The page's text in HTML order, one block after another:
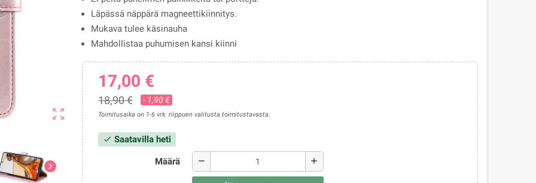
zoom_out_map
chevron_right
Läpässä näppärä magneettikiinnitys.
Mukava tulee käsinauha
Mahdollistaa puhumisen kansi kiinni
17,00 €
18,90 € - 1,90 €
Toimitusaika on 1-6 vrk. riippuen valitusta toimitustavasta.
check Saatavilla heti
Määrä remove add